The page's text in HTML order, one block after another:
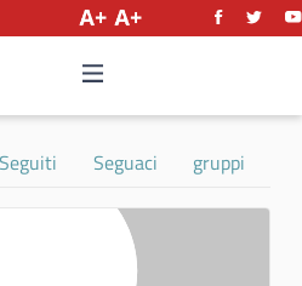
Seguiti Seguaci gruppi